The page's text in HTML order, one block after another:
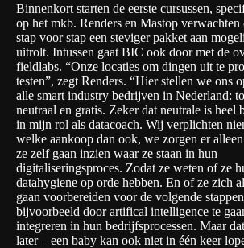
Binnenkort starten de eerste cursussen,
op het mkb. Renders en Mastop verwachten
stap voor stap een steviger pakket aan
uitrolt. Intussen gaat BIC ook door met de
fieldlabs. “Onze locaties om dingen uit te
testen”, zegt Renders. “Hier stellen we ons
alle smart industry bedrijven in Nederland:
neutraal en gratis. Zeker dat neutrale is heel
in mijn rol als datacoach. Wij verplichten
welke aankoop dan ook, we zorgen er
ze zelf gaan inzien waar ze staan in hun
digitaliseringsproces. Zodat ze weten of ze
datahygiene op orde hebben. En of ze zich
gaan voorbereiden voor de volgende
bijvoorbeeld door artifical intelligence te
integreren in hun bedrijfsprocessen. Maar
later – een baby kan ook niet in één keer